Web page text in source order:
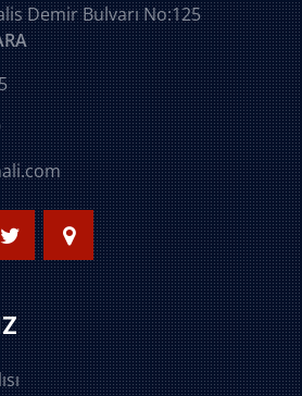
Demir Bulvarı No:125